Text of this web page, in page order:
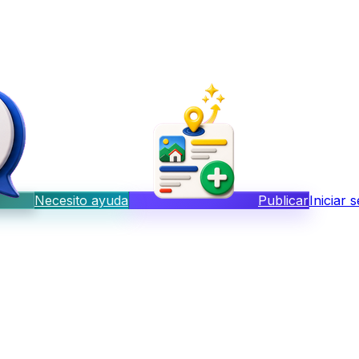
Necesito ayuda PublicarIniciar